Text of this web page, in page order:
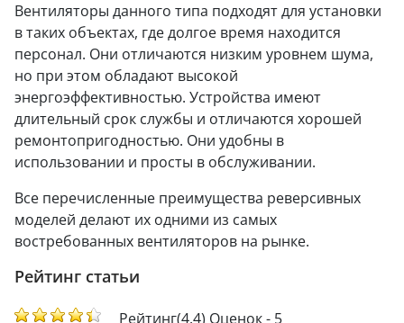
Вентиляторы данного типа подходят для установки
в таких объектах, где долгое время находится
персонал. Они отличаются низким уровнем шума,
но при этом обладают высокой
энергоэффективностью. Устройства имеют
длительный срок службы и отличаются хорошей
ремонтопригодностью. Они удобны в
использовании и просты в обслуживании.
Все перечисленные преимущества реверсивных
моделей делают их одними из самых
востребованных вентиляторов на рынке.
Рейтинг статьи
Рейтинг(4.4) Оценок - 5